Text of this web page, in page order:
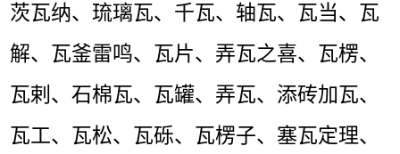
茨瓦纳、琉璃瓦、千瓦、轴瓦、瓦当、瓦
解、瓦釜雷鸣、瓦片、弄瓦之喜、瓦楞、
瓦剌、石棉瓦、瓦罐、弄瓦、添砖加瓦、
瓦工、瓦松、瓦砾、瓦楞子、塞瓦定理、